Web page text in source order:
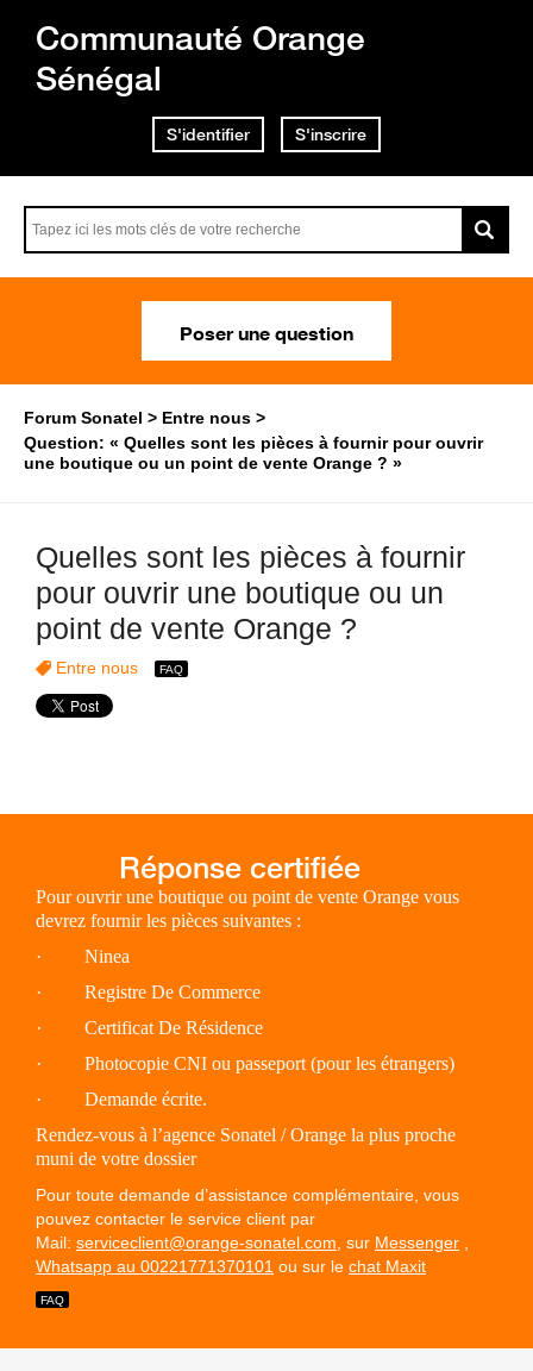
Communauté Orange
Sénégal
S'identifier S'inscrire
Poser une question
Forum Sonatel
Entre nous
Question: « Quelles sont les pièces à fournir pour ouvrir
une boutique ou un point de vente Orange ? »
Quelles sont les pièces à fournir
pour ouvrir une boutique ou un
point de vente Orange ?
Entre nous
Pour ouvrir une boutique ou point de vente Orange vous
devrez fournir les pièces suivantes :
· Ninea
· Registre De Commerce
· Certificat De Résidence
· Photocopie CNI ou passeport (pour les étrangers)
· Demande écrite.
Rendez-vous à l’agence Sonatel / Orange la plus proche
muni de votre dossier
Pour toute demande d’assistance complémentaire, vous
pouvez contacter le service client par
Mail: serviceclient@orange-sonatel.com , sur Messenger
Whatsapp au 00221771370101 ou sur le chat Maxit